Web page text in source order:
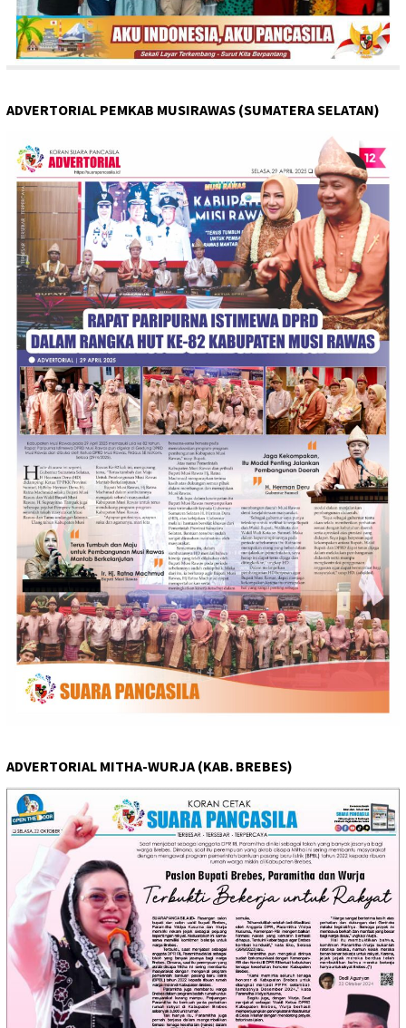
ADVERTORIAL PEMKAB MUSIRAWAS (SUMATERA SELATAN)
ADVERTORIAL MITHA-WURJA (KAB. BREBES)